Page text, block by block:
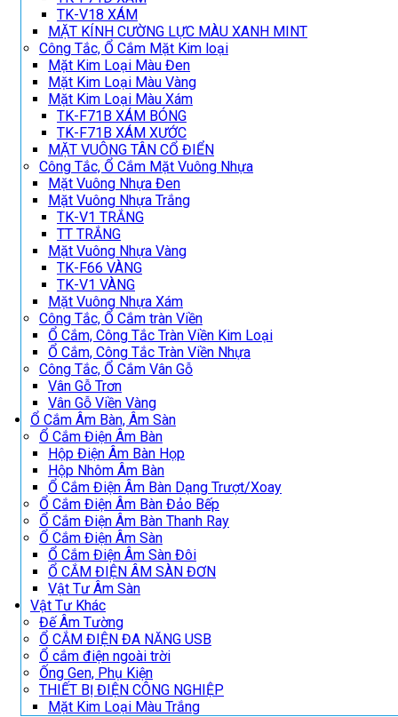
TK-V18 XÁM
MẶT KÍNH CƯỜNG LỰC MÀU XANH MINT
Công Tắc, Ổ Cắm Mặt Kim loại
Mặt Kim Loại Màu Đen
Mặt Kim Loại Màu Vàng
Mặt Kim Loại Màu Xám
TK-F71B XÁM BÓNG
TK-F71B XÁM XƯỚC
MẶT VUÔNG TÂN CỔ ĐIỂN
Công Tắc, Ổ Cắm Mặt Vuông Nhựa
Mặt Vuông Nhựa Đen
Mặt Vuông Nhựa Trắng
TK-V1 TRẮNG
TT TRẮNG
Mặt Vuông Nhựa Vàng
TK-F66 VÀNG
TK-V1 VÀNG
Mặt Vuông Nhựa Xám
Công Tắc, Ổ Cắm tràn Viền
Ổ Cắm, Công Tắc Tràn Viền Kim Loại
Ổ Cắm, Công Tắc Tràn Viền Nhựa
Công Tắc, Ổ Cắm Vân Gỗ
Vân Gỗ Trơn
Vân Gỗ Viền Vàng
Ổ Cắm Âm Bàn, Âm Sàn
Ổ Cắm Điện Âm Bàn
Hộp Điện Âm Bàn Họp
Hộp Nhôm Âm Bàn
Ổ Cắm Điện Âm Bàn Dạng Trượt/Xoay
Ổ Cắm Điện Âm Bàn Đảo Bếp
Ổ Cắm Điện Âm Bàn Thanh Ray
Ổ Cắm Điện Âm Sàn
Ổ Cắm Điện Âm Sàn Đôi
Ổ CẮM ĐIỆN ÂM SÀN ĐƠN
Vật Tư Âm Sàn
Vật Tư Khác
Đế Âm Tường
Ổ CẮM ĐIỆN ĐA NĂNG USB
Ổ cắm điện ngoài trời
Ống Gen, Phụ Kiện
THIẾT BỊ ĐIỆN CÔNG NGHIỆP
Mặt Kim Loại Màu Trắng